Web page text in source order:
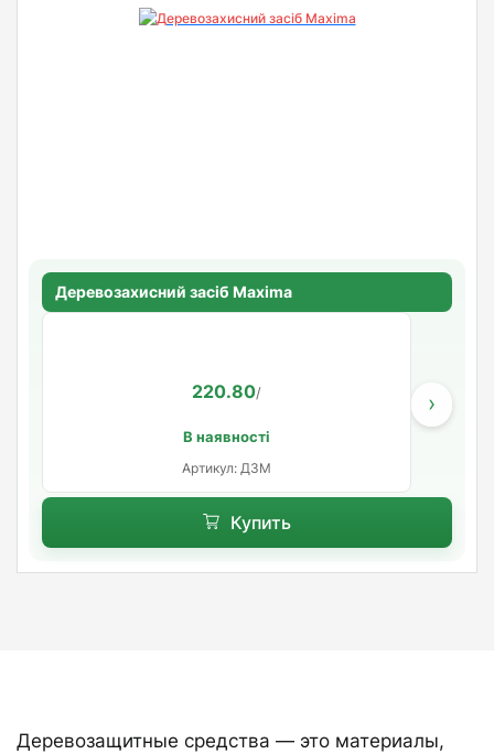
Деревозахисний засіб Maxima
220.80/
В наявності
Артикул: ДЗМ
›
Купить
Деревозащитные средства — это материалы,